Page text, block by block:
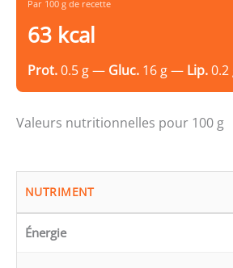
Par 100 g de recette
63 kcal
Prot.0.5 g — Gluc. 16 g — Lip.0.2
Valeurs nutritionnelles pour 100 g
NUTRIMENT
Énergie